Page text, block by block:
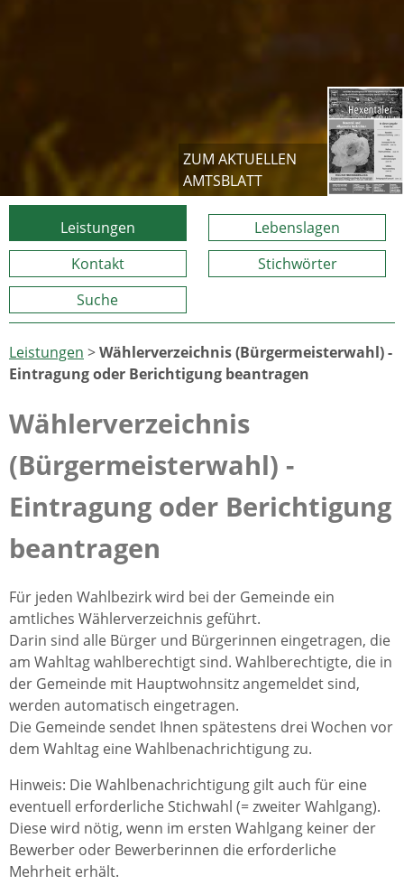
ZUM AKTUELLEN
AMTSBLATT
Leistungen
Lebenslagen
Kontakt
Stichwörter
Suche
Leistungen >Wählerverzeichnis (Bürgermeisterwahl) -
Eintragung oder Berichtigung beantragen
Wählerverzeichnis
(Bürgermeisterwahl) -
Eintragung oder Berichtigung
beantragen
Für jeden Wahlbezirk wird bei der Gemeinde ein
amtliches Wählerverzeichnis geführt.
Darin sind alle Bürger und Bürgerinnen eingetragen, die
am Wahltag wahlberechtigt sind. Wahlberechtigte, die in
der Gemeinde mit Hauptwohnsitz angemeldet sind,
werden automatisch eingetragen.
Die Gemeinde sendet Ihnen spätestens drei Wochen vor
dem Wahltag eine Wahlbenachrichtigung zu.
Hinweis: Die Wahlbenachrichtigung gilt auch für eine
eventuell erforderliche Stichwahl (= zweiter Wahlgang).
Diese wird nötig, wenn im ersten Wahlgang keiner der
Bewerber oder Bewerberinnen die erforderliche
Mehrheit erhält.